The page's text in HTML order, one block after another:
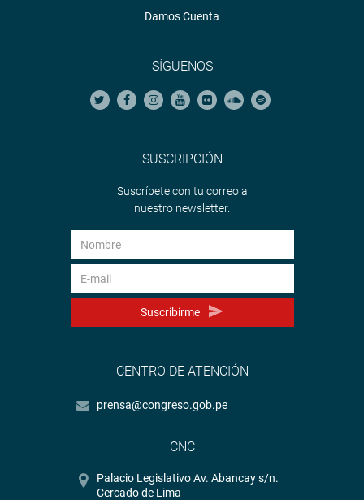
Damos Cuenta
SÍGUENOS
SUSCRIPCIÓN
Suscríbete con tu correo a
nuestro newsletter.
Suscribirme
CENTRO DE ATENCIÓN
prensa@congreso.gob.pe
CNC
Palacio Legislativo Av. Abancay s/n.
Cercado de Lima